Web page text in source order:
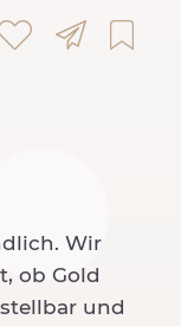
Wir
ob Gold
und